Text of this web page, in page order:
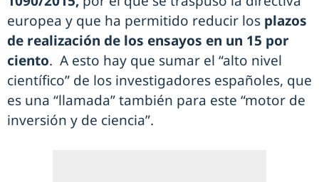
europea y que ha permitido reducir los plazos
de realización de los ensayos en un 15 por
ciento. A esto hay que sumar el “alto nivel
científico” de los investigadores españoles, que
es una “llamada” también para este “motor de
inversión y de ciencia”.